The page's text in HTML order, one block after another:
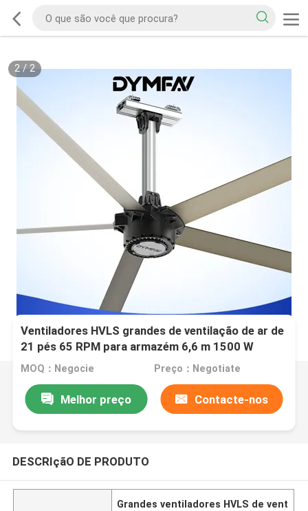
2/2
Ventiladores HVLS grandes de ventilação de ar de
21 pés 65 RPM para armazém 6,6 m 1500 W
MOQ：Negocie Preço：Negotiate
Melhor preço Contacte-nos
DESCRIçãO DE PRODUTO
Grandes ventiladores HVLS de vent